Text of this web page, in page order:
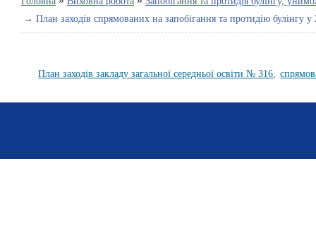
→ План заходів спрямованих на запобігання та протидію булінгу
План заходів закладу загальної середньої освіти № 316,